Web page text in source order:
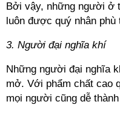
Bởi vậy, những người ở
luôn được quý nhân phù
3. Người đại nghĩa khí
Những người đại nghĩa
mở. Với phẩm chất cao
mọi người cũng dễ